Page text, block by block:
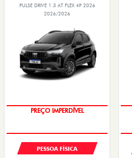
PULSE DRIVE 1.3 AT FLEX 4P 2026
2026/2026
O SUV AUTOMÁTICO MAIS
BARATO DO BRASIL
PESSOA FÍSICA